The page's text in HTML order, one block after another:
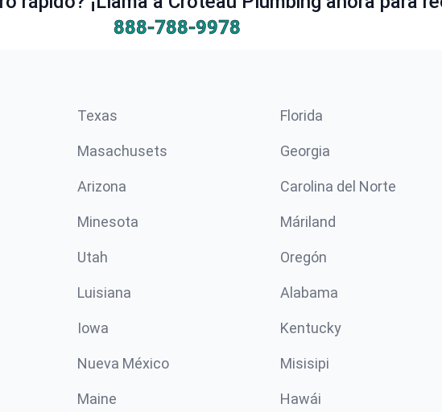
888-788-9978
Texas Florida
Masachusets Georgia
Arizona Carolina del Norte
Minesota Máriland
Utah Oregón
Luisiana Alabama
Iowa Kentucky
Nueva México Misisipi
Maine Hawái